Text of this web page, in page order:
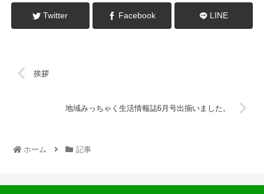
Twitter Facebook LINE
挨拶
地域みっちゃく生活情報誌6月号出揃いました。
ホーム 記事